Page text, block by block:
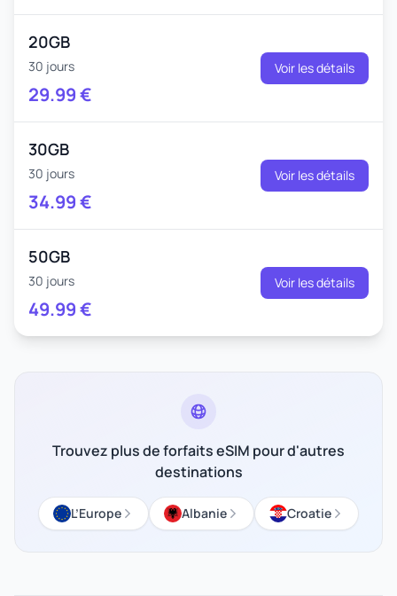
20GB
30 jours
29.99€
Voir les détails
30GB
30 jours
34.99€
Voir les détails
50GB
30 jours
49.99€
Voir les détails
Trouvez plus de forfaits eSIM pour d'autres
destinations
L’Europe Albanie Croatie